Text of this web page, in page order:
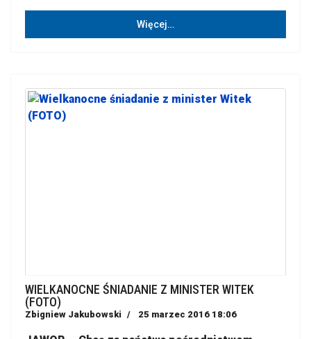
Więcej…
WIELKANOCNE ŚNIADANIE Z MINISTER WITEK
(FOTO)
Zbigniew Jakubowski 25 marzec 2016 18:06